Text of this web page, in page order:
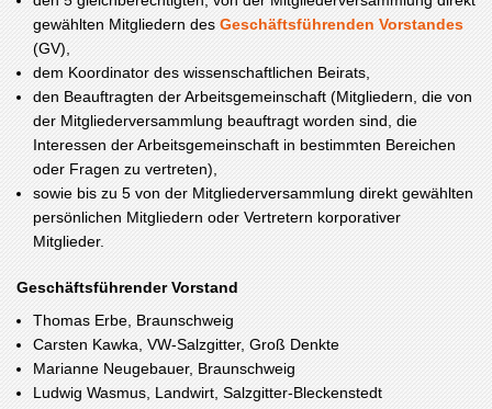
gewählten Mitgliedern des Geschäftsführenden Vorstandes
(GV),
dem Koordinator des wissenschaftlichen Beirats,
den Beauftragten der Arbeitsgemeinschaft (Mitgliedern, die von
der Mitgliederversammlung beauftragt worden sind, die
Interessen der Arbeitsgemeinschaft in bestimmten Bereichen
oder Fragen zu vertreten),
sowie bis zu 5 von der Mitgliederversammlung direkt gewählten
persönlichen Mitgliedern oder Vertretern korporativer
Mitglieder.
Geschäftsführender Vorstand
Thomas Erbe, Braunschweig
Carsten Kawka, VW-Salzgitter, Groß Denkte
Marianne Neugebauer, Braunschweig
Ludwig Wasmus, Landwirt, Salzgitter-Bleckenstedt